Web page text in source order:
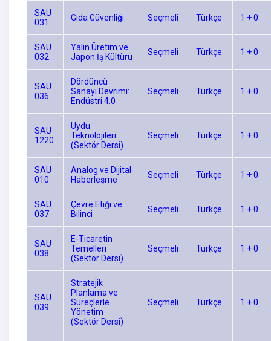
SAU
031
Gıda Güvenliği Seçmeli Türkçe 1 + 0
SAU
032
Yalın Üretim ve
Japon İş Kültürü
Seçmeli Türkçe 1 + 0
SAU
036
Dördüncü
Sanayi Devrimi:
Endüstri 4.0
Seçmeli Türkçe 1 + 0
SAU
1220
Uydu
Teknolojileri
(Sektör Dersi)
Seçmeli Türkçe 1 + 0
SAU
010
Analog ve Dijital
Haberleşme
Seçmeli Türkçe 1 + 0
SAU
037
Çevre Etiği ve
Bilinci
Seçmeli Türkçe 1 + 0
SAU
038
E-Ticaretin
Temelleri
(Sektör Dersi)
Seçmeli Türkçe 1 + 0
SAU
039
Stratejik
Planlama ve
Süreçlerle
Yönetim
(Sektör Dersi)
Seçmeli Türkçe 1 + 0